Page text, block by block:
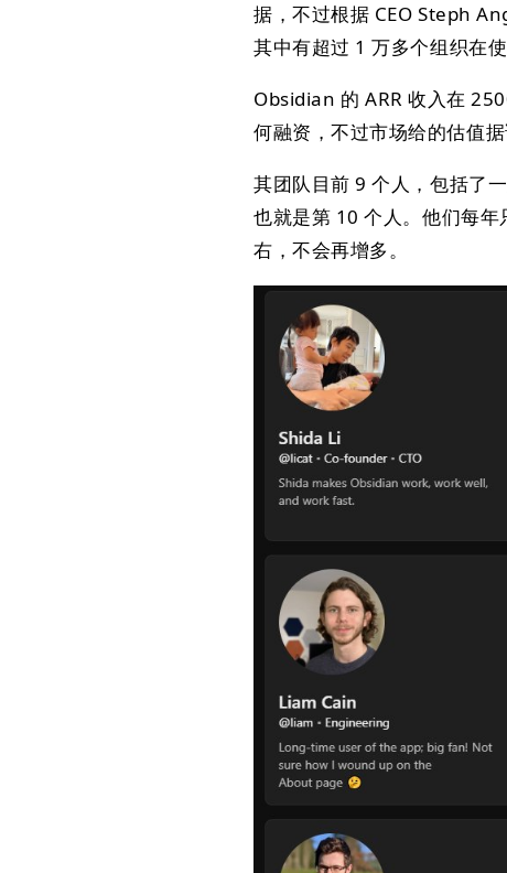
据，不过根据 CEO Steph
其中有超过 1 万多个组织在使
Obsidian 的 ARR 收入在
何融资，不过市场给的估值据
其团队目前 9 个人，包括了
也就是第 10 个人。他们每
右，不会再增多。